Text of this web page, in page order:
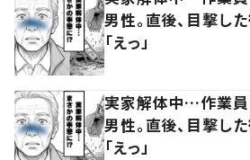
男性。直後、目撃し
「えっ」
実家解体中…作業員
男性。直後、目撃し
「えっ」